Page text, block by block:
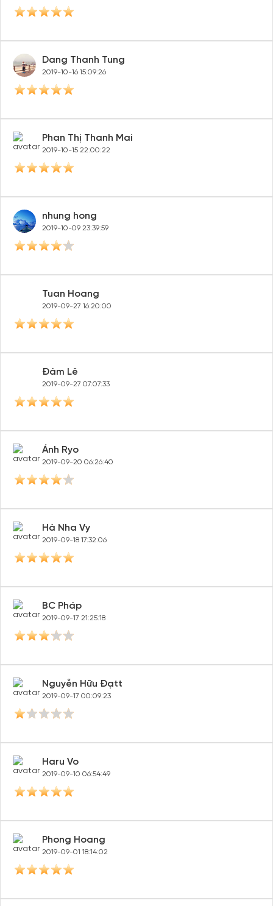
Dang Thanh Tung
2019-10-16 15:09:26
Phan Thị Thanh Mai
2019-10-15 22:00:22
nhung hong
2019-10-09 23:39:59
Tuan Hoang
2019-09-27 16:20:00
Đàm Lê
2019-09-27 07:07:33
Ánh Ryo
2019-09-20 06:26:40
Hà Nha Vy
2019-09-18 17:32:06
BC Pháp
2019-09-17 21:25:18
Nguyễn Hữu Đạtt
2019-09-17 00:09:23
Haru Vo
2019-09-10 06:54:49
Phong Hoang
2019-09-01 18:14:02